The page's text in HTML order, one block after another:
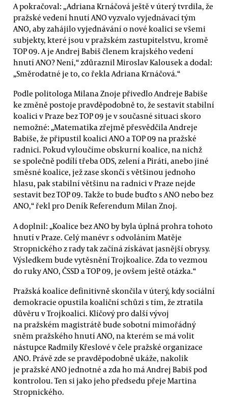
A pokračoval: „Adriana Krnáčová ještě v úterý tvrdila, že
pražské vedení hnutí ANO vyzvalo vyjednávací tým
ANO, aby zahájilo vyjednávání o nové koalici se všemi
subjekty, které jsou v pražském zastupitelstvu, kromě
TOP 09. A je Andrej Babiš členem krajského vedení
hnutí ANO? Není,“ zdůraznil Miroslav Kalousek a dodal:
„Směrodatné je to, co řekla Adriana Krnáčová.“
Podle politologa Milana Znoje přivedlo Andreje Babiše
ke změně postoje pravděpodobně to, že sestavit stabilní
koalici v Praze bez TOP 09 je v současné situaci skoro
nemožné: „Matematika zřejmě přesvědčila Andreje
Babiše, že připustil koalici ANO a TOP 09 na pražské
radnici. Pokud vyloučíme obskurní koalice, na nichž
se společně podílí třeba ODS, zelení a Piráti, anebo jiné
směsné koalice, jež zase skončí s většinou jednoho
hlasu, pak stabilní většinu na radnici v Praze nejde
sestavit bez TOP 09. Takže to bude buďto s ANO nebo bez
ANO,“ řekl pro Deník Referendum Milan Znoj.
A doplnil: „Koalice bez ANO by byla úplná prohra tohoto
hnutí v Praze. Celý manévr s odvoláním Matěje
Stropnického z rady tak začíná získávat jasnější obrysy.
Výsledkem bude vytěsnění Trojkoalice. Zda to vezmou
do ruky ANO, ČSSD a TOP 09, je ovšem ještě otázka.“
Pražská koalice definitivně skončila v úterý, kdy sociální
demokracie opustila koaliční schůzi s tím, že ztratila
důvěru v Trojkoalici. Klíčový pro další vývoj
na pražském magistrátě bude sobotní mimořádný
sněm pražského hnutí ANO, na kterém se má volit
nástupce Radmily Křeslové v čele pražské organizace
ANO. Právě zde se pravděpodobně ukáže, nakolik
je pražské ANO jednotné a zda ho má Andrej Babiš pod
kontrolou. Ten si jako jeho předsedu přeje Martina
Stropnického.